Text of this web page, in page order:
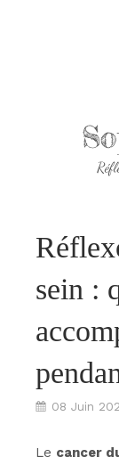
sein :
08 Juin
Le cancer